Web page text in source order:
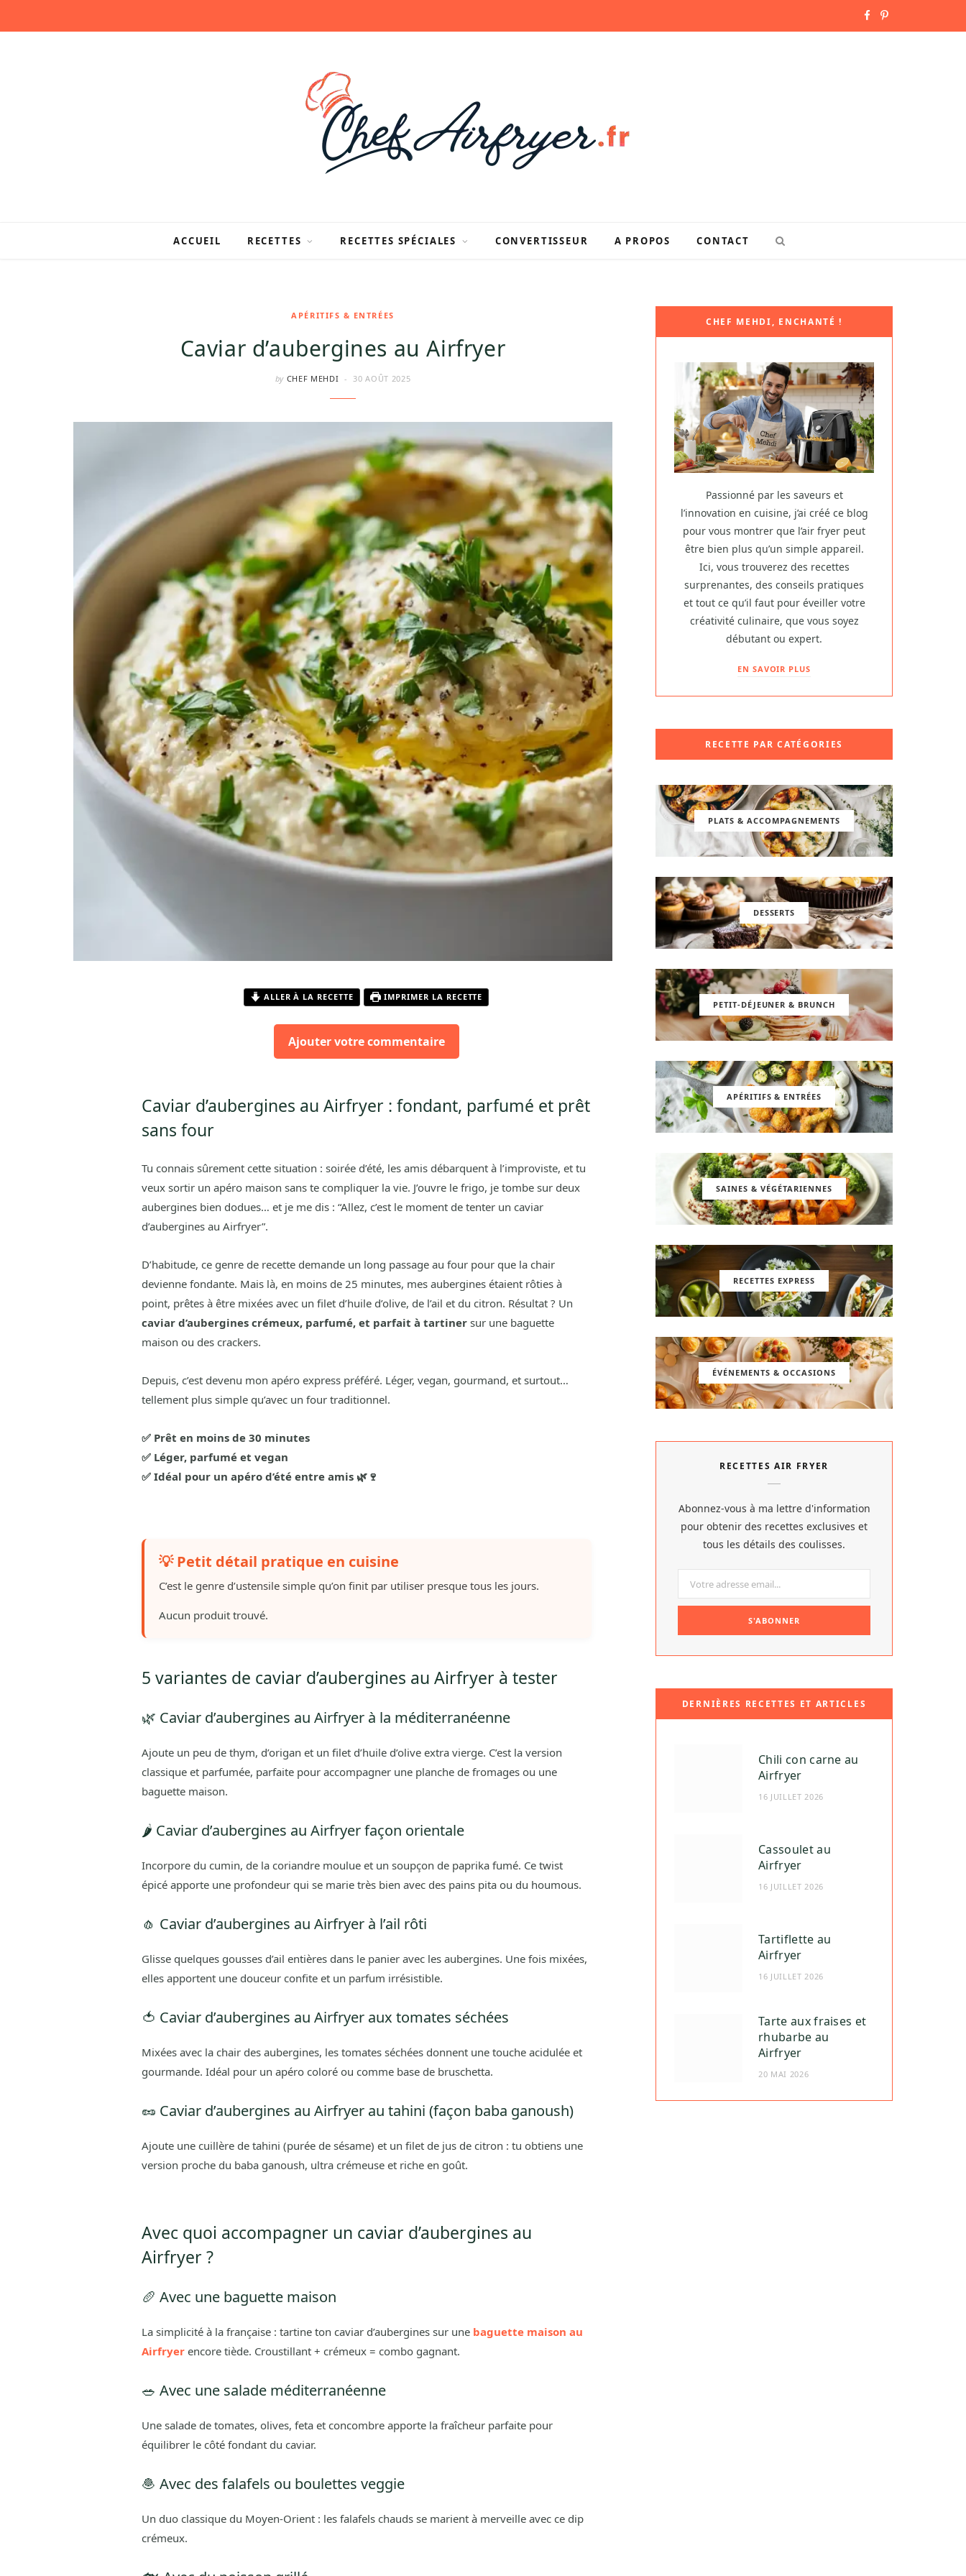
P
ACCUEIL RECETTES RECETTES SPÉCIALES CONVERTISSEUR A PROPOS CONTACT
APÉRITIFS & ENTRÉES
Caviar d’aubergines au Airfryer
by CHEF MEHDI 30 AOÛT 2025
ALLER À LA RECETTE IMPRIMER LA RECETTE
Ajouter votre commentaire
Caviar d’aubergines au Airfryer : fondant, parfumé et prêt
sans four
Tu connais sûrement cette situation : soirée d’été, les amis débarquent à l’improviste, et tu
veux sortir un apéro maison sans te compliquer la vie. J’ouvre le frigo, je tombe sur deux
aubergines bien dodues… et je me dis : “Allez, c’est le moment de tenter un caviar
d’aubergines au Airfryer”.
D’habitude, ce genre de recette demande un long passage au four pour que la chair
devienne fondante. Mais là, en moins de 25 minutes, mes aubergines étaient rôties à
point, prêtes à être mixées avec un filet d’huile d’olive, de l’ail et du citron. Résultat ? Un
caviar d’aubergines crémeux, parfumé, et parfait à tartinersur une baguette
maison ou des crackers.
Depuis, c’est devenu mon apéro express préféré. Léger, vegan, gourmand, et surtout…
tellement plus simple qu’avec un four traditionnel.
✅ Prêt en moins de 30 minutes
✅ Léger, parfumé et vegan
✅ Idéal pour un apéro d’été entre amis 🌿🍷
💡 Petit détail pratique en cuisine
C’est le genre d’ustensile simple qu’on finit par utiliser presque tous les jours.
Aucun produit trouvé.
5 variantes de caviar d’aubergines au Airfryer à tester
🌿 Caviar d’aubergines au Airfryer à la méditerranéenne
Ajoute un peu de thym, d’origan et un filet d’huile d’olive extra vierge. C’est la version
classique et parfumée, parfaite pour accompagner une planche de fromages ou une
baguette maison.
🌶️ Caviar d’aubergines au Airfryer façon orientale
Incorpore du cumin, de la coriandre moulue et un soupçon de paprika fumé. Ce twist
épicé apporte une profondeur qui se marie très bien avec des pains pita ou du houmous.
🧄 Caviar d’aubergines au Airfryer à l’ail rôti
Glisse quelques gousses d’ail entières dans le panier avec les aubergines. Une fois mixées,
elles apportent une douceur confite et un parfum irrésistible.
🍅 Caviar d’aubergines au Airfryer aux tomates séchées
Mixées avec la chair des aubergines, les tomates séchées donnent une touche acidulée et
gourmande. Idéal pour un apéro coloré ou comme base de bruschetta.
🥜 Caviar d’aubergines au Airfryer au tahini (façon baba ganoush)
Ajoute une cuillère de tahini (purée de sésame) et un filet de jus de citron : tu obtiens une
version proche du baba ganoush, ultra crémeuse et riche en goût.
Avec quoi accompagner un caviar d’aubergines au
Airfryer ?
🥖 Avec une baguette maison
La simplicité à la française : tartine ton caviar d’aubergines sur une baguette maison au
Airfryerencore tiède. Croustillant + crémeux = combo gagnant.
🥗 Avec une salade méditerranéenne
Une salade de tomates, olives, feta et concombre apporte la fraîcheur parfaite pour
équilibrer le côté fondant du caviar.
🧆 Avec des falafels ou boulettes veggie
Un duo classique du Moyen-Orient : les falafels chauds se marient à merveille avec ce dip
crémeux.
CHEF MEHDI, ENCHANTÉ !
Passionné par les saveurs et
l’innovation en cuisine, j’ai créé ce blog
pour vous montrer que l’air fryer peut
être bien plus qu’un simple appareil.
Ici, vous trouverez des recettes
surprenantes, des conseils pratiques
et tout ce qu’il faut pour éveiller votre
créativité culinaire, que vous soyez
débutant ou expert.
EN SAVOIR PLUS
RECETTE PAR CATÉGORIES
PLATS & ACCOMPAGNEMENTS
DESSERTS
PETIT-DÉJEUNER & BRUNCH
APÉRITIFS & ENTRÉES
SAINES & VÉGÉTARIENNES
RECETTES EXPRESS
ÉVÉNEMENTS & OCCASIONS
RECETTES AIR FRYER
Abonnez-vous à ma lettre d'information
pour obtenir des recettes exclusives et
tous les détails des coulisses.
DERNIÈRES RECETTES ET ARTICLES
Chili con carne au
Airfryer
16 JUILLET 2026
Cassoulet au
Airfryer
16 JUILLET 2026
Tartiflette au
Airfryer
16 JUILLET 2026
Tarte aux fraises et
rhubarbe au
Airfryer
20 MAI 2026